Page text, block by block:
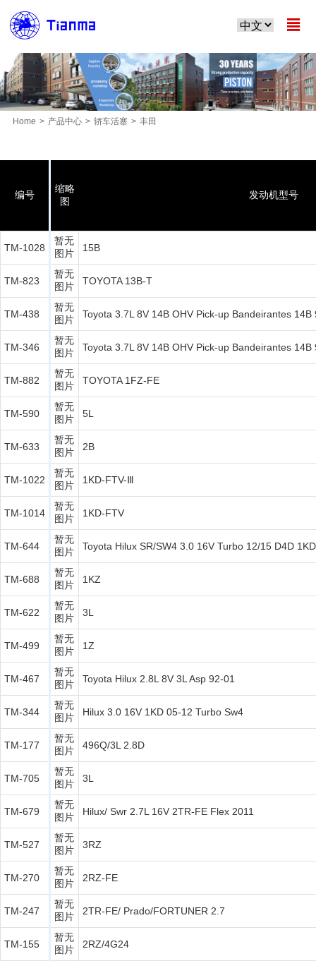

Home > 产品中心 > 轿车活塞 > 丰田
编号
缩略
图
发动机型号
TM-1028
暂无
图片
15B
TM-823
暂无
图片
TOYOTA 13B-T
TM-438
暂无
图片
Toyota 3.7L 8V 14B OHV Pick-up Bandeirantes 14B
TM-346
暂无
图片
Toyota 3.7L 8V 14B OHV Pick-up Bandeirantes 14B
TM-882
暂无
图片
TOYOTA 1FZ-FE
TM-590
暂无
图片
5L
TM-633
暂无
图片
2B
TM-1022
暂无
图片
1KD-FTV-Ⅲ
TM-1014
暂无
图片
1KD-FTV
TM-644
暂无
图片
Toyota Hilux SR/SW4 3.0 16V Turbo 12/15 D4D 1KD
TM-688
暂无
图片
1KZ
TM-622
暂无
图片
3L
TM-499
暂无
图片
1Z
TM-467
暂无
图片
Toyota Hilux 2.8L 8V 3L Asp 92-01
TM-344
暂无
图片
Hilux 3.0 16V 1KD 05-12 Turbo Sw4
TM-177
暂无
图片
496Q/3L 2.8D
TM-705
暂无
图片
3L
TM-679
暂无
图片
Hilux/ Swr 2.7L 16V 2TR-FE Flex 2011
TM-527
暂无
图片
3RZ
TM-270
暂无
图片
2RZ-FE
TM-247
暂无
图片
2TR-FE/ Prado/FORTUNER 2.7
TM-155
暂无
图片
2RZ/4G24